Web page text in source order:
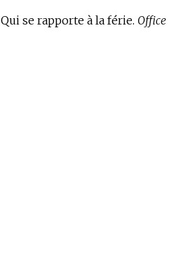
Qui se rapporte à la férie. Office